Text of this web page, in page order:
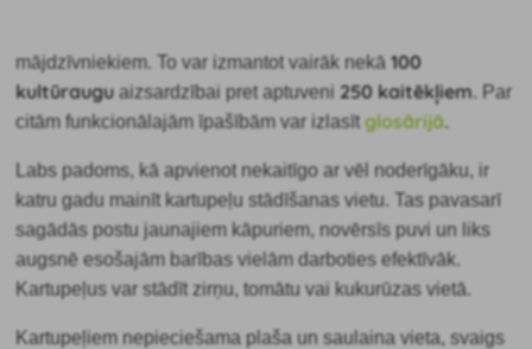
mājdzīvniekiem. To var izmantot vairāk nekā100
kultūraugu aizsardzībai pret aptuveni 250 kaitēkļiem. Par
citām funkcionālajām īpašībām var izlasītglosārijā.
Labs padoms, kā apvienot nekaitīgo ar vēl noderīgāku, ir
katru gadu mainīt kartupeļu stādīšanas vietu. Tas pavasarī
sagādās postu jaunajiem kāpuriem, novērsīs puvi un liks
augsnē esošajām barības vielām darboties efektīvāk.
Kartupeļus var stādīt zirņu, tomātu vai kukurūzas vietā.
Kartupeļiem nepieciešama plaša un saulaina vieta, svaigs